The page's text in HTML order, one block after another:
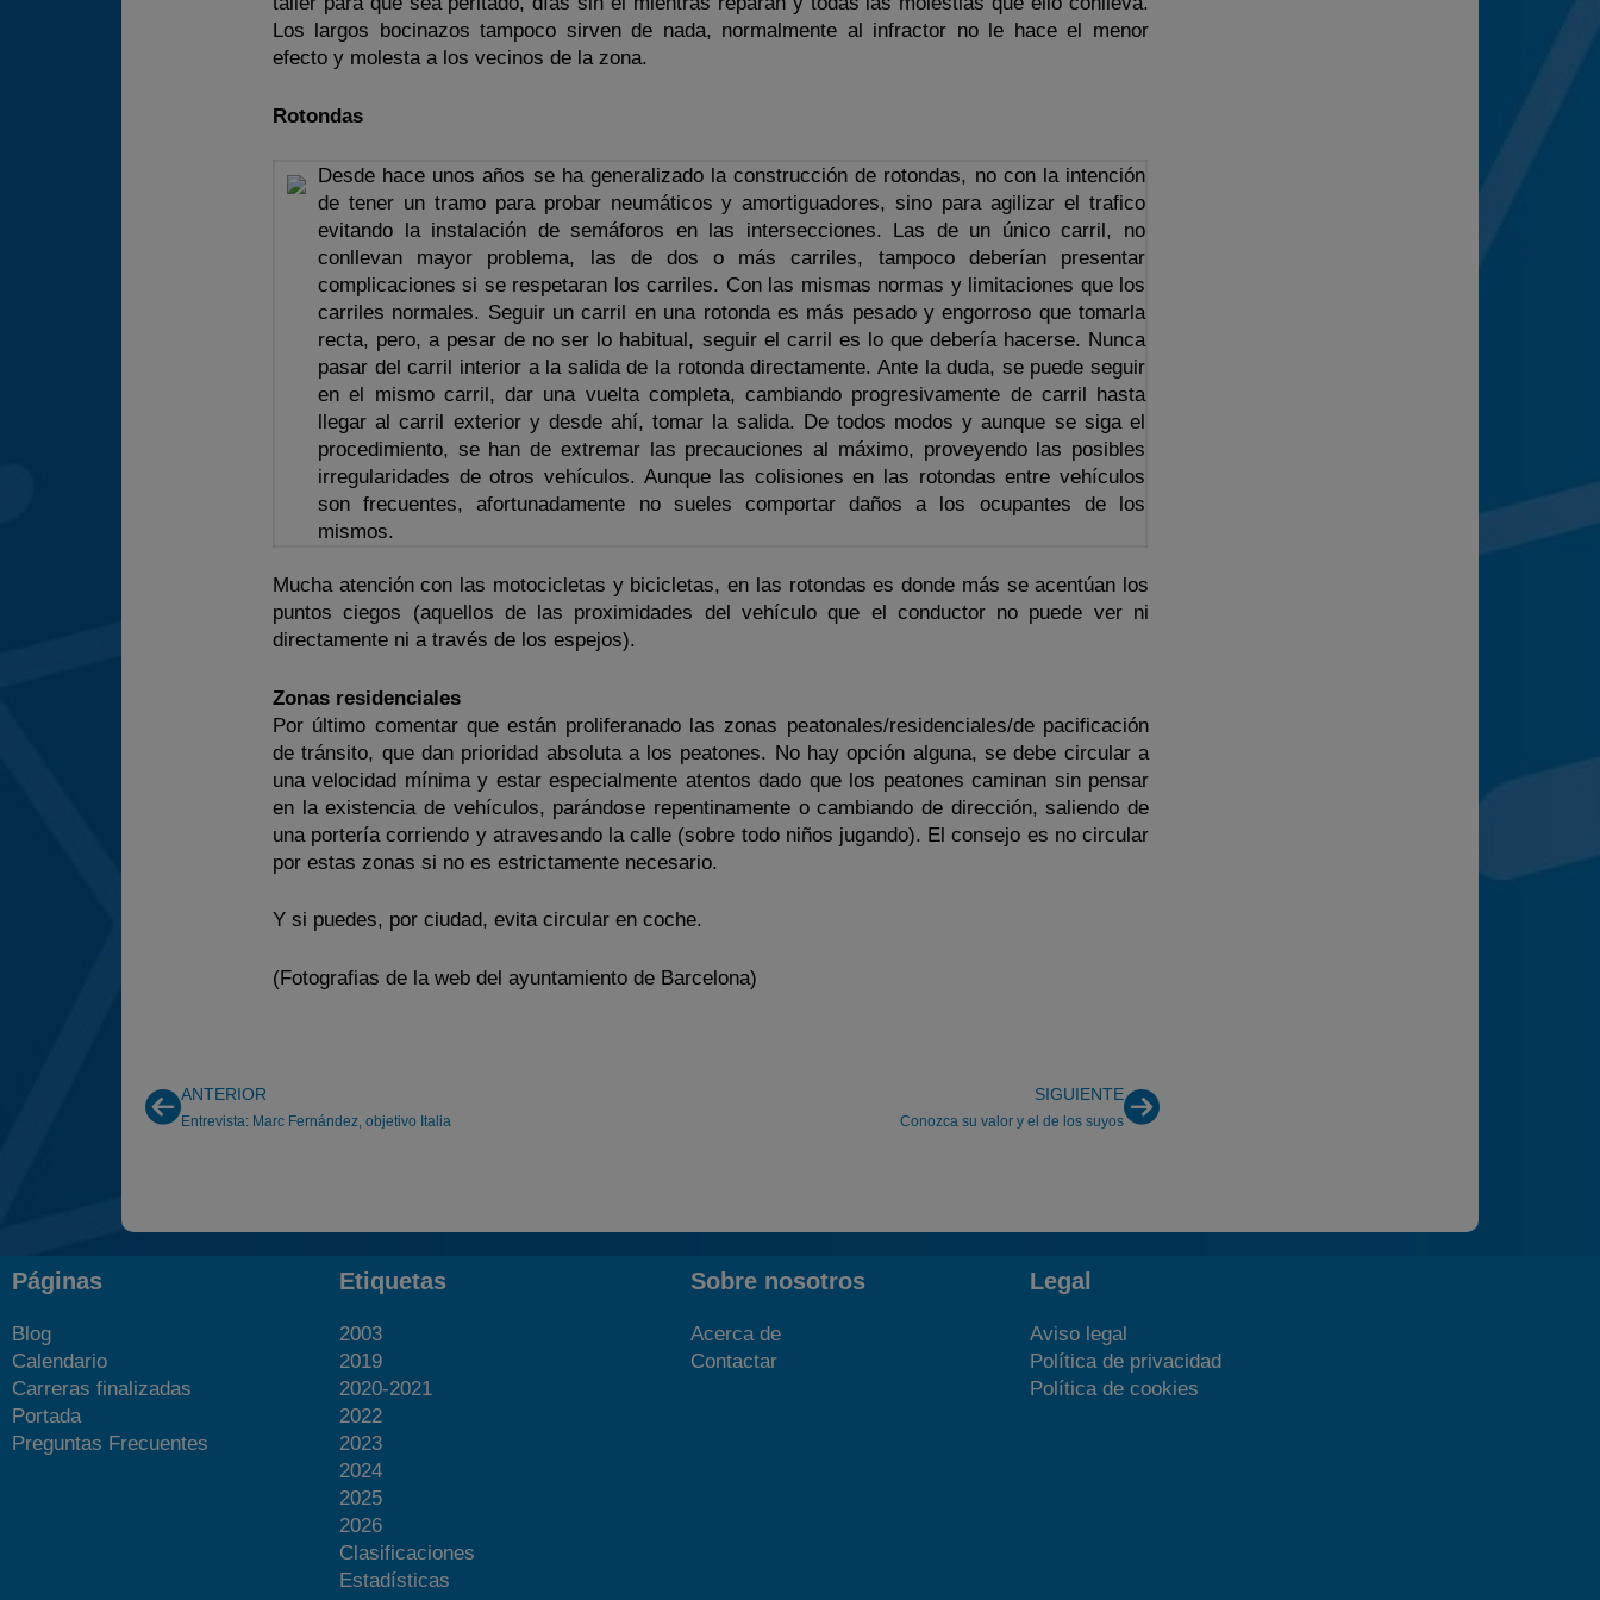
Los largos bocinazos tampoco sirven de nada, normalmente al infractor no le hace el menor
efecto y molesta a los vecinos de la zona.
Rotondas
Desde hace unos años se ha generalizado la construcción de rotondas, no con la intención
de tener un tramo para probar neumáticos y amortiguadores, sino para agilizar el trafico
evitando la instalación de semáforos en las intersecciones. Las de un único carril, no
conllevan mayor problema, las de dos o más carriles, tampoco deberían presentar
complicaciones si se respetaran los carriles. Con las mismas normas y limitaciones que los
carriles normales. Seguir un carril en una rotonda es más pesado y engorroso que tomarla
recta, pero, a pesar de no ser lo habitual, seguir el carril es lo que debería hacerse. Nunca
pasar del carril interior a la salida de la rotonda directamente. Ante la duda, se puede seguir
en el mismo carril, dar una vuelta completa, cambiando progresivamente de carril hasta
llegar al carril exterior y desde ahí, tomar la salida. De todos modos y aunque se siga el
procedimiento, se han de extremar las precauciones al máximo, proveyendo las posibles
irregularidades de otros vehículos. Aunque las colisiones en las rotondas entre vehículos
son frecuentes, afortunadamente no sueles comportar daños a los ocupantes de los
mismos.
Mucha atención con las motocicletas y bicicletas, en las rotondas es donde más se acentúan los
puntos ciegos (aquellos de las proximidades del vehículo que el conductor no puede ver ni
directamente ni a través de los espejos).
Zonas residenciales
Por último comentar que están proliferanado las zonas peatonales/residenciales/de pacificación
de tránsito, que dan prioridad absoluta a los peatones. No hay opción alguna, se debe circular a
una velocidad mínima y estar especialmente atentos dado que los peatones caminan sin pensar
en la existencia de vehículos, parándose repentinamente o cambiando de dirección, saliendo de
una portería corriendo y atravesando la calle (sobre todo niños jugando). El consejo es no circular
por estas zonas si no es estrictamente necesario.
Y si puedes, por ciudad, evita circular en coche.
(Fotografias de la web del ayuntamiento de Barcelona)
ANTERIOR
Entrevista: Marc Fernández, objetivo Italia
SIGUIENTE
Conozca su valor y el de los suyos
Páginas
Blog
Calendario
Carreras finalizadas
Portada
Preguntas Frecuentes
Etiquetas
2003
2019
2020-2021
2022
2023
2024
2025
2026
Clasificaciones
Estadísticas
Sobre nosotros
Acerca de
Contactar
Legal
Aviso legal
Política de privacidad
Política de cookies